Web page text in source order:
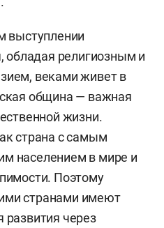
выступлении
обладая религиозным и
веками живет в
община — важная
жизни.
страна с самым
населением в мире и
Поэтому
странами имеют
через